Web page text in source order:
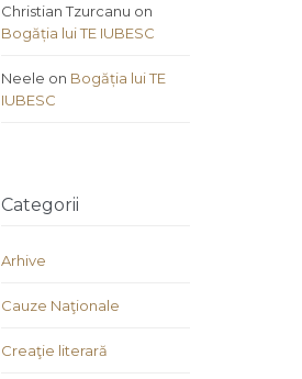
Christian Tzurcanu on
Bogăția lui TE IUBESC
Neele on Bogăția lui TE
IUBESC
Categorii
Arhive
Cauze Naţionale
Creaţie literară